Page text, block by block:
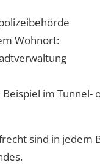
Wohnort:
im Tunnel-
sind in